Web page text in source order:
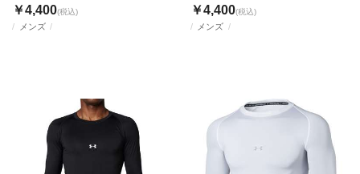
メンズ
MOCK NECK SHIRT
￥4,400(税込)
メンズ
MOCK NECK SHIRT
￥4,400(税込)